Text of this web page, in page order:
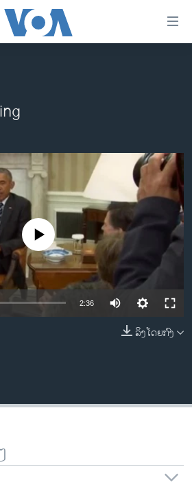
ສະຫະລັດ 2024
ວ
source currently available
2:36
ລິງໂດຍກົງ